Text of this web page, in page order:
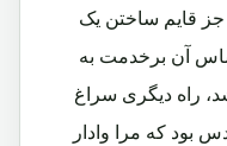
قایم ساختن یک
آن برخدمت به
راه دیگری سراغ
بود که مرا وادار